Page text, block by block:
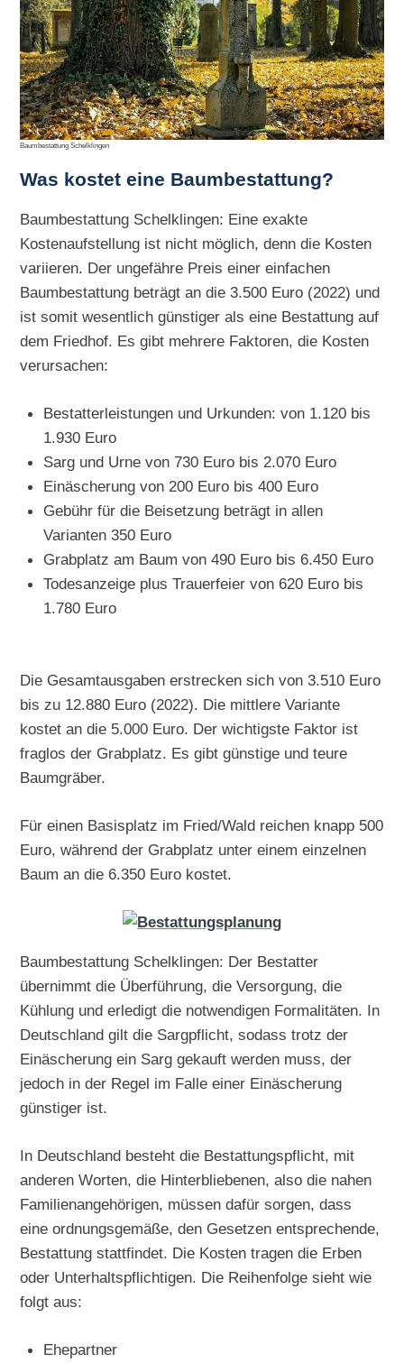
Baumbestattung Schelklingen
Was kostet eine Baumbestattung?
Baumbestattung Schelklingen: Eine exakte
Kostenaufstellung ist nicht möglich, denn die Kosten
variieren. Der ungefähre Preis einer einfachen
Baumbestattung beträgt an die 3.500 Euro (2022) und
ist somit wesentlich günstiger als eine Bestattung auf
dem Friedhof. Es gibt mehrere Faktoren, die Kosten
verursachen:
Bestatterleistungen und Urkunden: von 1.120 bis
1.930 Euro
Sarg und Urne von 730 Euro bis 2.070 Euro
Einäscherung von 200 Euro bis 400 Euro
Gebühr für die Beisetzung beträgt in allen
Varianten 350 Euro
Grabplatz am Baum von 490 Euro bis 6.450 Euro
Todesanzeige plus Trauerfeier von 620 Euro bis
1.780 Euro
Die Gesamtausgaben erstrecken sich von 3.510 Euro
bis zu 12.880 Euro (2022). Die mittlere Variante
kostet an die 5.000 Euro. Der wichtigste Faktor ist
fraglos der Grabplatz. Es gibt günstige und teure
Baumgräber.
Für einen Basisplatz im Fried/Wald reichen knapp 500
Euro, während der Grabplatz unter einem einzelnen
Baum an die 6.350 Euro kostet.
Baumbestattung Schelklingen: Der Bestatter
übernimmt die Überführung, die Versorgung, die
Kühlung und erledigt die notwendigen Formalitäten. In
Deutschland gilt die Sargpflicht, sodass trotz der
Einäscherung ein Sarg gekauft werden muss, der
jedoch in der Regel im Falle einer Einäscherung
günstiger ist.
In Deutschland besteht die Bestattungspflicht, mit
anderen Worten, die Hinterbliebenen, also die nahen
Familienangehörigen, müssen dafür sorgen, dass
eine ordnungsgemäße, den Gesetzen entsprechende,
Bestattung stattfindet. Die Kosten tragen die Erben
oder Unterhaltspflichtigen. Die Reihenfolge sieht wie
folgt aus:
Ehepartner